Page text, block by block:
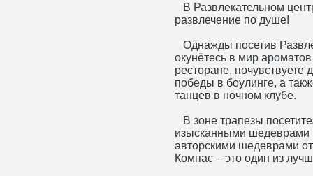
В Развлекательном
развлечение по душе!
Однажды посетив
окунётесь в мир
ресторане, почувствуете
победы в боулинге, а
танцев в ночном клубе.
В зоне трапезы
изысканными шедеврами
авторскими шедеврами
Компас – это один из